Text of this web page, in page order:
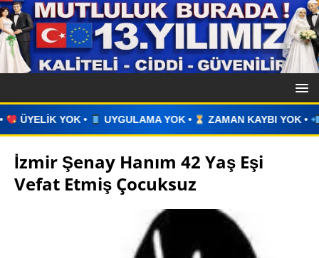
YOK • ZAMAN KAYBI YOK • İLAN VERİN •
İzmir Şenay Hanım 42 Yaş Eşi
Vefat Etmiş Çocuksuz